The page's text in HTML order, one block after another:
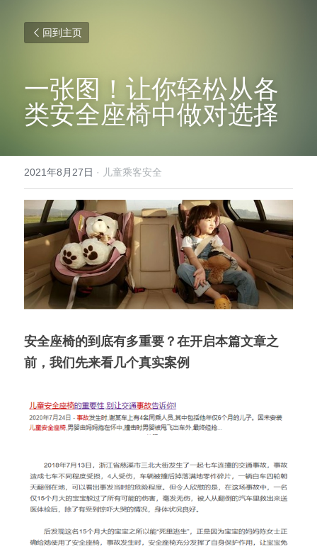
回到主页
一张图！让你轻松从各
类安全座椅中做对选择
2021年8月27日 · 儿童乘客安全
安全座椅的到底有多重要？在开启本篇文章之
前，我们先来看几个真实案例